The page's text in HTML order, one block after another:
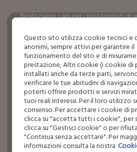
Realizziamo capi per i protagonisti di
SCOPRI IL MONDO IANA
SCOPRI IL MONDO IANA
Questo sito utilizza cookie tecnici e
anonimi, sempre attivi per garantire il
funzionamento del sito e di
prestazione; Altri cookie (i cookie di
installati anche da terze parti,
verificare le tue abitudini di
poterti offrire prodotti e servizi
tuoi reali interessi. Per il loro utilizzo
consenso. Per accettare i cookie di
clicca su "accetta tutti i cookie", per
clicca su "Gestisci cookie" o per
"Continua senza accettare". Per
informazioni consulta la nostra